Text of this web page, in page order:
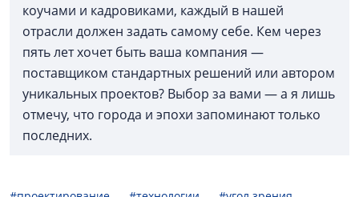
коучами и кадровиками, каждый в нашей
отрасли должен задать самому себе. Кем через
пять лет хочет быть ваша компания —
поставщиком стандартных решений или автором
уникальных проектов? Выбор за вами — а я лишь
отмечу, что города и эпохи запоминают только
последних.